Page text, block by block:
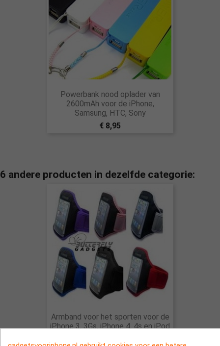
Powerbank nood oplader van
2600mAh voor de iPhone,
Samsung, HTC, Sony
€ 8,95
6 andere producten in dezelfde categorie:
Armband voor het sporten voor de
iPhone 3, 3Gs, iPhone 4, 4s en iPod